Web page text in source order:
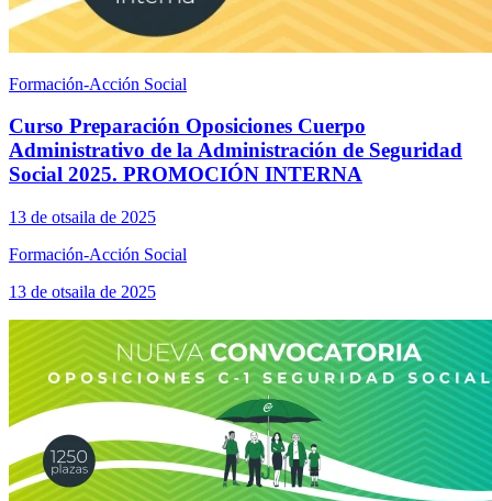
Formación-Acción Social
Curso Preparación Oposiciones Cuerpo
Administrativo de la Administración de Seguridad
Social 2025. PROMOCIÓN INTERNA
13 de otsaila de 2025
Formación-Acción Social
13 de otsaila de 2025